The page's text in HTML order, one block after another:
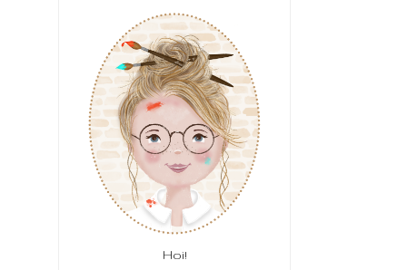
Hoi!